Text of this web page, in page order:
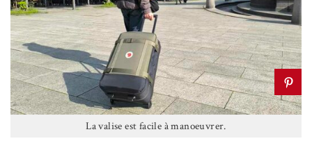
La valise est facile à manoeuvrer.